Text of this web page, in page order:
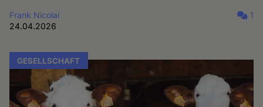
Frank Nicolai
24.04.2026
1
GESELLSCHAFT